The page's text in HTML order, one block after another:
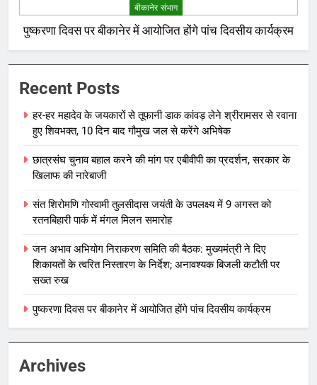
बीकानेर संभाग
पुष्करणा दिवस पर बीकानेर में आयोजित होंगे पांच दिवसीय कार्यक्रम
Recent Posts
हर-हर महादेव के जयकारों से तूफानी डाक कांवड़ लेने श्रीरामसर से रवाना
हुए शिवभक्त, 10 दिन बाद गौमुख जल से करेंगे अभिषेक
छात्रसंघ चुनाव बहाल करने की मांग पर एबीवीपी का प्रदर्शन, सरकार के
खिलाफ की नारेबाजी
संत शिरोमणि गोस्वामी तुलसीदास जयंती के उपलक्ष्य में 9 अगस्त को
रतनबिहारी पार्क में मंगल मिलन समारोह
जन अभाव अभियोग निराकरण समिति की बैठक: मुख्यमंत्री ने दिए
शिकायतों के त्वरित निस्तारण के निर्देश; अनावश्यक बिजली कटौती पर
सख्त रुख
पुष्करणा दिवस पर बीकानेर में आयोजित होंगे पांच दिवसीय कार्यक्रम
Archives